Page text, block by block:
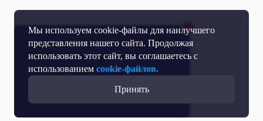
Мы используем cookie-файлы для наилучшего
представления нашего сайта. Продолжая
использовать этот сайт, вы соглашаетесь с
использованием cookie-файлов.
Принять